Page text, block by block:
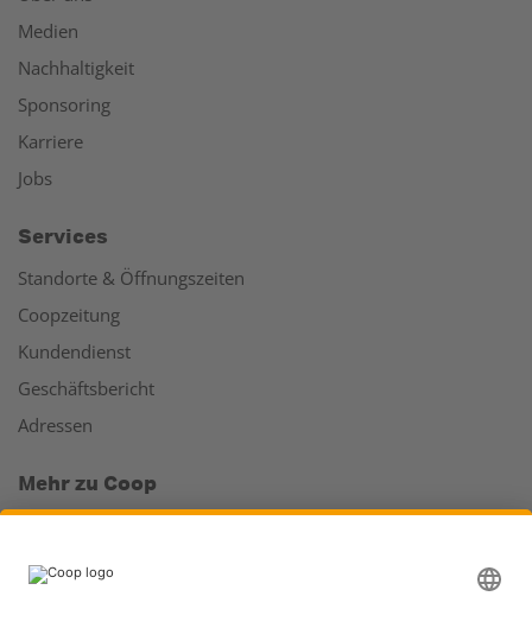
Medien
Nachhaltigkeit
Sponsoring
Karriere
Jobs
Services
Standorte & Öffnungszeiten
Coopzeitung
Kundendienst
Geschäftsbericht
Adressen
Mehr zu Coop
Läden & Services